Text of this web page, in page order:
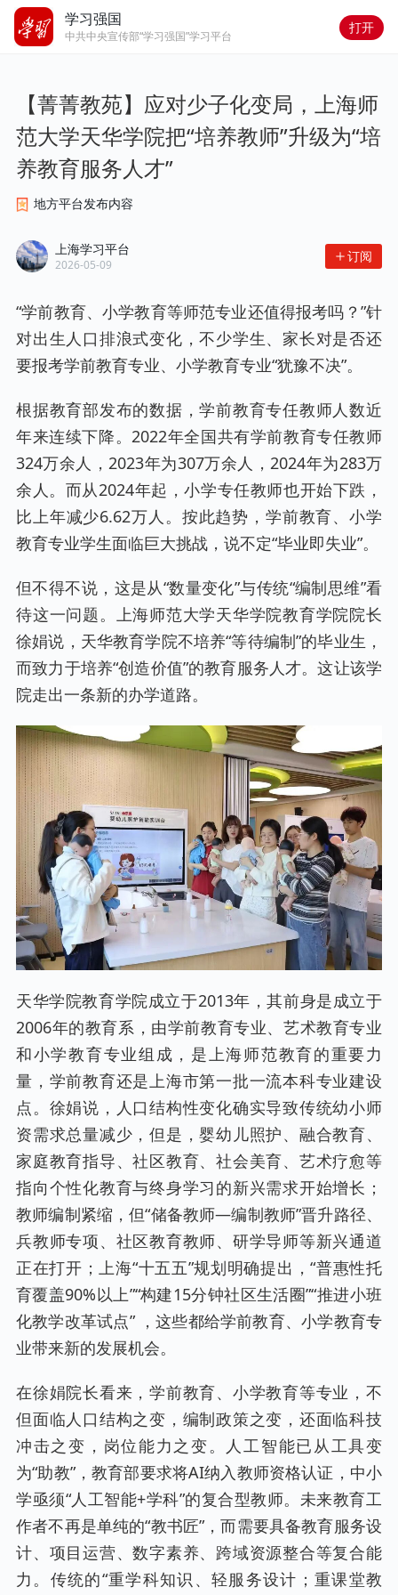
学习强国
中共中央宣传部“学习强国”学习平台
打开
【菁菁教苑】应对少子化变局，上海师
范大学天华学院把“培养教师”升级为“培
养教育服务人才”
地方平台发布内容
上海学习平台
2026-05-09
订阅
“学前教育、小学教育等师范专业还值得报考吗？”针
对出生人口排浪式变化，不少学生、家长对是否还
要报考学前教育专业、小学教育专业“犹豫不决”。
根据教育部发布的数据，学前教育专任教师人数近
年来连续下降。2022年全国共有学前教育专任教师
324万余人，2023年为307万余人，2024年为283万
余人。而从2024年起，小学专任教师也开始下跌，
比上年减少6.62万人。按此趋势，学前教育、小学
教育专业学生面临巨大挑战，说不定“毕业即失业”。
但不得不说，这是从“数量变化”与传统“编制思维”看
待这一问题。上海师范大学天华学院教育学院院长
徐娟说，天华教育学院不培养“等待编制”的毕业生，
而致力于培养“创造价值”的教育服务人才。这让该学
院走出一条新的办学道路。
天华学院教育学院成立于2013年，其前身是成立于
2006年的教育系，由学前教育专业、艺术教育专业
和小学教育专业组成，是上海师范教育的重要力
量，学前教育还是上海市第一批一流本科专业建设
点。徐娟说，人口结构性变化确实导致传统幼小师
资需求总量减少，但是，婴幼儿照护、融合教育、
家庭教育指导、社区教育、社会美育、艺术疗愈等
指向个性化教育与终身学习的新兴需求开始增长；
教师编制紧缩，但“储备教师—编制教师”晋升路径、
兵教师专项、社区教育教师、研学导师等新兴通道
正在打开；上海“十五五”规划明确提出，“普惠性托
育覆盖90%以上”“构建15分钟社区生活圈”“推进小班
化教学改革试点” ，这些都给学前教育、小学教育专
业带来新的发展机会。
在徐娟院长看来，学前教育、小学教育等专业，不
但面临人口结构之变，编制政策之变，还面临科技
冲击之变，岗位能力之变。人工智能已从工具变
为“助教”，教育部要求将AI纳入教师资格认证，中小
学亟须“人工智能+学科”的复合型教师。未来教育工
作者不再是单纯的“教书匠”，而需要具备教育服务设
计、项目运营、数字素养、跨域资源整合等复合能
力。传统的“重学科知识、轻服务设计；重课堂教